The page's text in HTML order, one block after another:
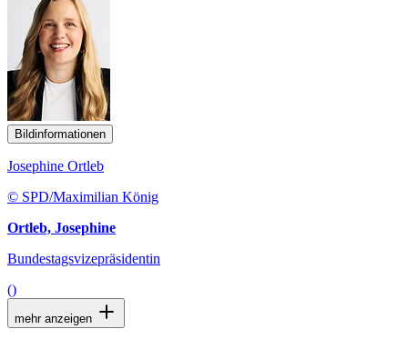
Bildinformationen
Josephine Ortleb
© SPD/Maximilian König
Ortleb, Josephine
Bundestagsvizepräsidentin
()
mehr anzeigen